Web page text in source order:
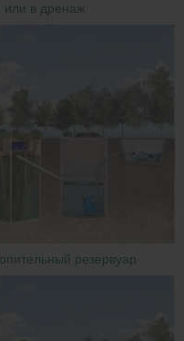
или в дренаж
резервуар